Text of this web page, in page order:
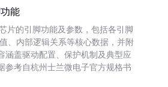
能
片的引脚功能及参数，包括各引脚
、内部逻辑关系等核心数据，并附
涵盖驱动配置、保护机制及典型应
参考自杭州士兰微电子官方规格书